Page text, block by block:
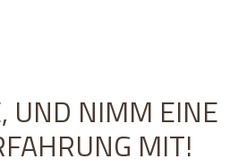
UND NIMM EINE
MIT!